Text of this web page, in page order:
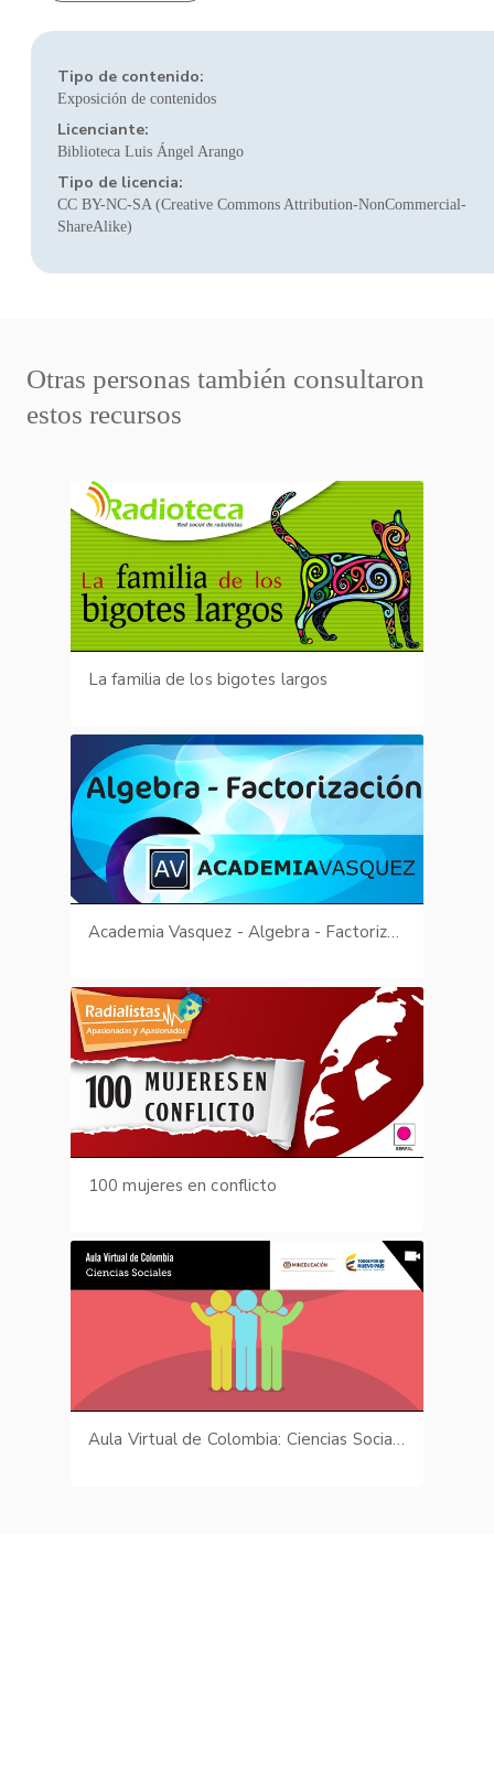
Tipo de contenido:
Exposición de contenidos
Licenciante:
Biblioteca Luis Ángel Arango
Tipo de licencia:
CC BY-NC-SA (Creative Commons Attribution-NonCommercial-
ShareAlike)
Otras personas también consultaron
estos recursos
La familia de los bigotes largos
Academia Vasquez - Algebra - Factorización
100 mujeres en conflicto
Aula Virtual de Colombia: Ciencias Sociales